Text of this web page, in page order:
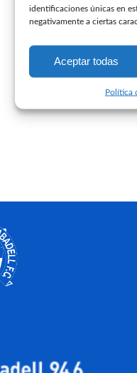
identificaciones únicas en
negativamente a ciertas
Aceptar todas
Política